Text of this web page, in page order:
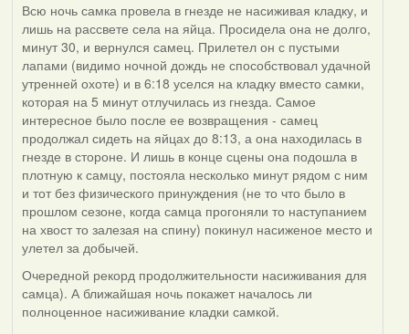
Всю ночь самка провела в гнезде не насиживая кладку, и
лишь на рассвете села на яйца. Просидела она не долго,
минут 30, и вернулся самец. Прилетел он с пустыми
лапами (видимо ночной дождь не способствовал удачной
утренней охоте) и в 6:18 уселся на кладку вместо самки,
которая на 5 минут отлучилась из гнезда. Самое
интересное было после ее возвращения - самец
продолжал сидеть на яйцах до 8:13, а она находилась в
гнезде в стороне. И лишь в конце сцены она подошла в
плотную к самцу, постояла несколько минут рядом с ним
и тот без физического принуждения (не то что было в
прошлом сезоне, когда самца прогоняли то наступанием
на хвост то залезая на спину) покинул насиженое место и
улетел за добычей.
Очередной рекорд продолжительности насиживания для
самца). А ближайшая ночь покажет началось ли
полноценное насиживание кладки самкой.